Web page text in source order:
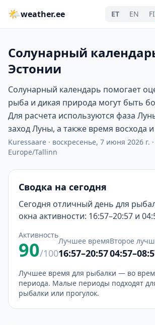
🌤weather.ee ET EN FI
Солунарный
Эстонии
Солунарный календарь помогает
рыба и дикая природа могут быть
Для расчета используются фаза
заход Луны, а также время восхода
Kuressaare · воскресенье, 7 июня 2026 г. ·
Europe/Tallinn
Сводка на сегодня
Сегодня отличный день для
окна активности: 16:57–20:57 и
Активность
90/100
Лучшее время
16:57–20:57
Второе
Лучшее время для рыбалки — во
периода. Малые периоды подходят
рыбалки или прогулок.